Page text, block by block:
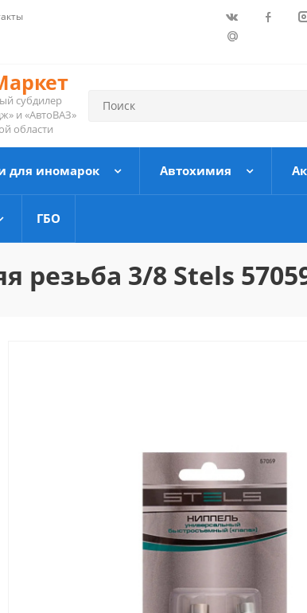
субдилер
и «АвтоВАЗ»
области
для иномарок Автохимия
ГБО
резьба 3/8 Stels